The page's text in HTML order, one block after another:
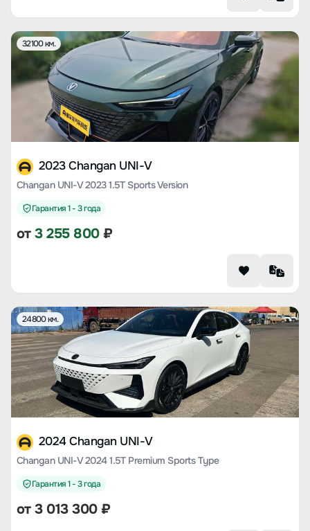
32100 км.
2023 Changan UNI-V
Changan UNI-V 2023 1.5T Sports Version
Гарантия 1 - 3 года
от3 255 800₽
24800 км.
2024 Changan UNI-V
Changan UNI-V 2024 1.5T Premium Sports Type
Гарантия 1 - 3 года
от3 013 300₽